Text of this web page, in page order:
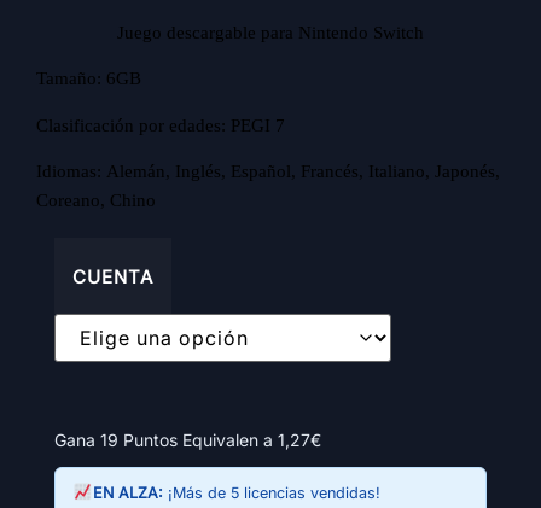
Juego descargable para Nintendo Switch
Tamaño: 6GB
Clasificación por edades: PEGI 7
Idiomas: Alemán, Inglés, Español, Francés, Italiano, Japonés,
Coreano, Chino
CUENTA
Gana 19 Puntos Equivalen a 1,27€
EN ALZA: ¡Más de 5 licencias vendidas!